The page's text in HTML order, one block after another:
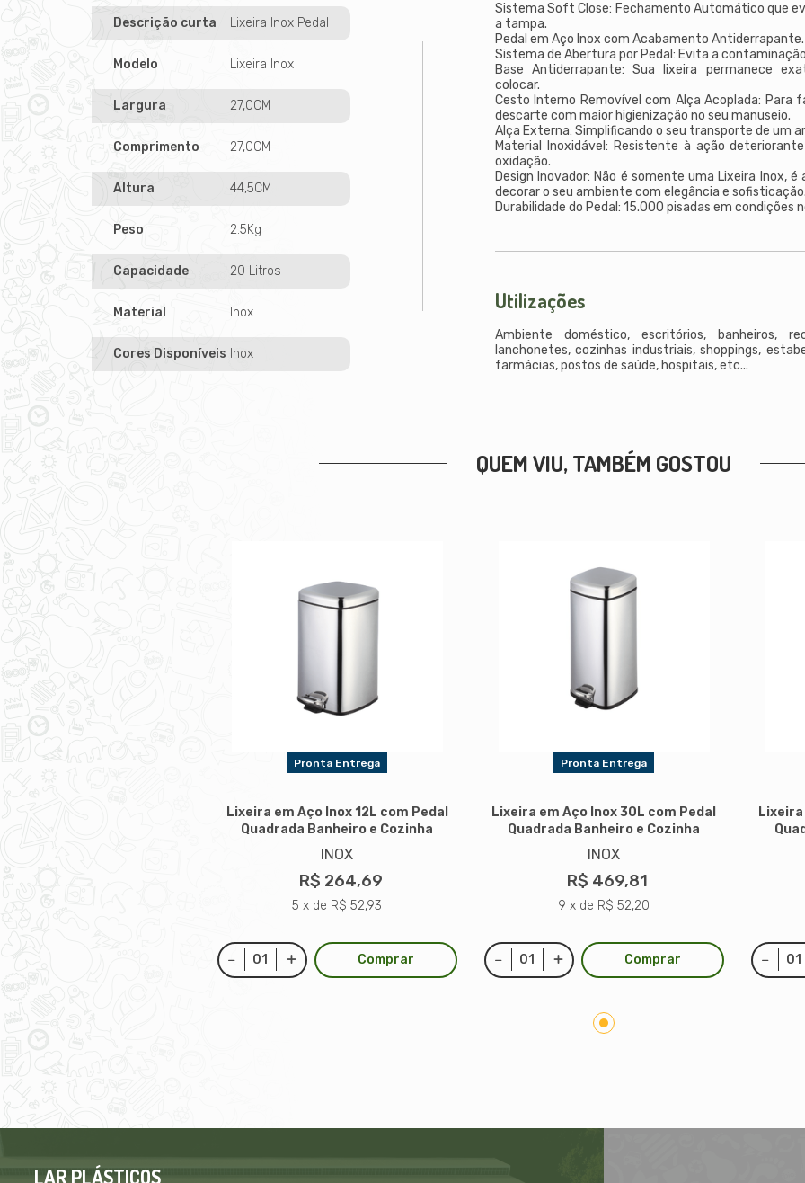
Descrição curta Lixeira Inox Pedal
Modelo Lixeira Inox
Largura 27,0CM
Comprimento 27,0CM
Altura 44,5CM
Peso 2.5Kg
Capacidade 20 Litros
Material Inox
Cores Disponíveis Inox
Sistema Soft Close: Fechamento Automático que
a tampa.
Pedal em Aço Inox com Acabamento Antiderrapante.
Sistema de Abertura por Pedal: Evita a
Base Antiderrapante: Sua lixeira permanece
colocar.
Cesto Interno Removível com Alça Acoplada: Para
descarte com maior higienização no seu manuseio.
Alça Externa: Simplificando o seu transporte de um
Material Inoxidável: Resistente à ação
oxidação.
Design Inovador: Não é somente uma Lixeira Inox,
decorar o seu ambiente com elegância e
Durabilidade do Pedal: 15.000 pisadas em condições
Utilizações
Ambiente doméstico, escritórios, banheiros,
lanchonetes, cozinhas industriais, shoppings,
farmácias, postos de saúde, hospitais, etc...
QUEM VIU, TAMBÉM GOSTOU
Pronta Entrega
Lixeira em Aço Inox 12L com Pedal
Quadrada Banheiro e Cozinha
INOX
R$ 264,69
5 x de R$ 52,93
Comprar
Pronta Entrega
Lixeira em Aço Inox 30L com Pedal
Quadrada Banheiro e Cozinha
INOX
R$ 469,81
9 x de R$ 52,20
Comprar
LAR PLÁSTICOS